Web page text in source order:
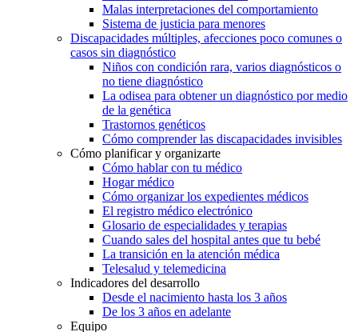
Malas interpretaciones del comportamiento
Sistema de justicia para menores
Discapacidades múltiples, afecciones poco comunes o
casos sin diagnóstico
Niños con condición rara, varios diagnósticos o
no tiene diagnóstico
La odisea para obtener un diagnóstico por medio
de la genética
Trastornos genéticos
Cómo comprender las discapacidades invisibles
Cómo planificar y organizarte
Cómo hablar con tu médico
Hogar médico
Cómo organizar los expedientes médicos
El registro médico electrónico
Glosario de especialidades y terapias
Cuando sales del hospital antes que tu bebé
La transición en la atención médica
Telesalud y telemedicina
Indicadores del desarrollo
Desde el nacimiento hasta los 3 años
De los 3 años en adelante
Equipo